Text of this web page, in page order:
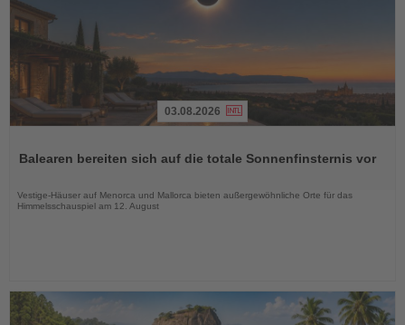
die
03.08.2026
Balearen bereiten sich auf die totale Sonnenfinsternis vor
Vestige-Häuser auf Menorca und Mallorca bieten außergewöhnliche Orte für das
Himmelsschauspiel am 12. August